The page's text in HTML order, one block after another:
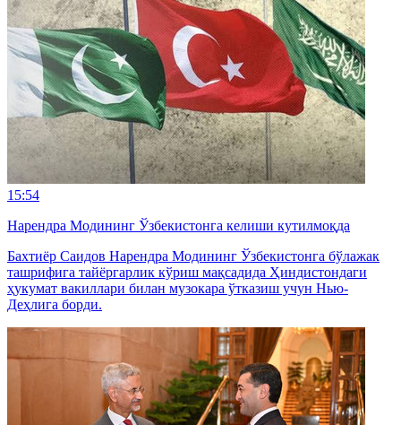
15:54
Нарендра Модининг Ўзбекистонга келиши кутилмоқда
Бахтиёр Саидов Нарендра Модининг Ўзбекистонга бўлажак
ташрифига тайёргарлик кўриш мақсадида Ҳиндистондаги
ҳукумат вакиллари билан музокара ўтказиш учун Нью-
Деҳлига борди.